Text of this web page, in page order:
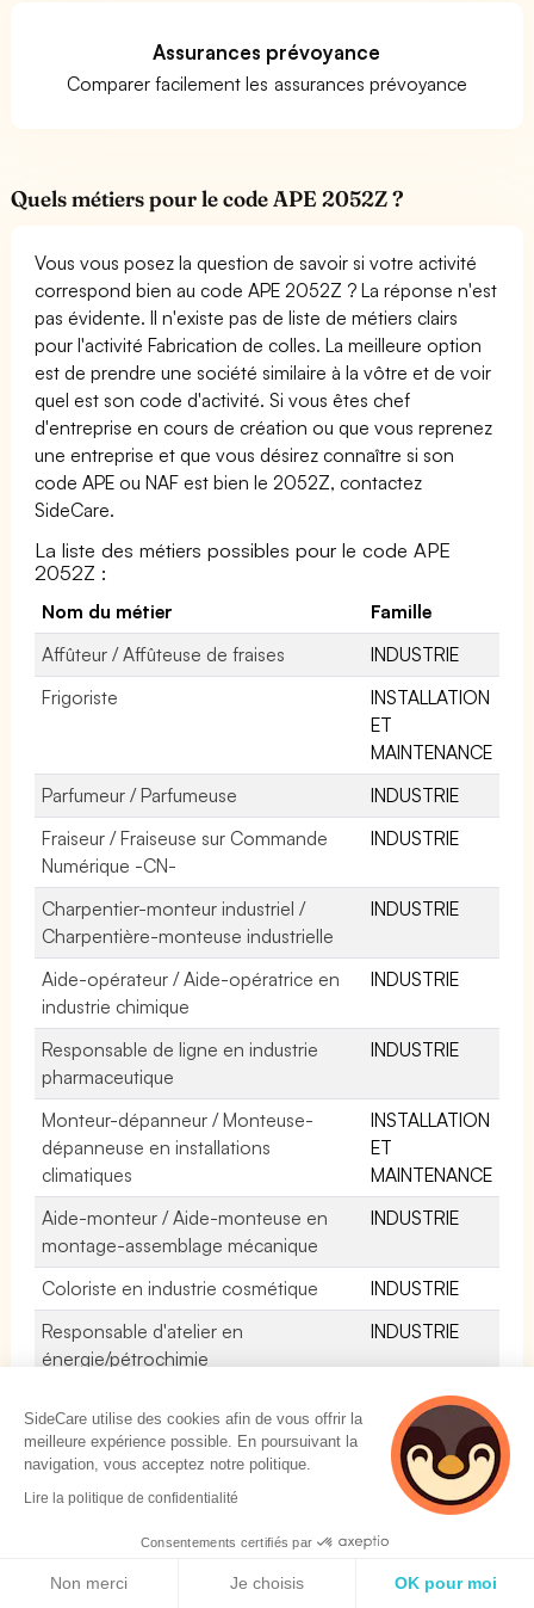
Assurances prévoyance
Comparer facilement les assurances prévoyance
Quels métiers pour le code APE 2052Z ?
Vous vous posez la question de savoir si votre activité
correspond bien au code APE 2052Z ? La réponse n'est
pas évidente. Il n'existe pas de liste de métiers clairs
pour l'activité Fabrication de colles. La meilleure option
est de prendre une société similaire à la vôtre et de voir
quel est son code d'activité. Si vous êtes chef
d'entreprise en cours de création ou que vous reprenez
une entreprise et que vous désirez connaître si son
code APE ou NAF est bien le 2052Z, contactez
SideCare.
La liste des métiers possibles pour le code APE
2052Z :
Nom du métier
Famille
Affûteur / Affûteuse de fraises
INDUSTRIE
Frigoriste
INSTALLATION
ET
MAINTENANCE
Parfumeur / Parfumeuse
INDUSTRIE
Fraiseur / Fraiseuse sur Commande
Numérique -CN-
INDUSTRIE
Charpentier-monteur industriel /
Charpentière-monteuse industrielle
INDUSTRIE
Aide-opérateur / Aide-opératrice en
industrie chimique
INDUSTRIE
Responsable de ligne en industrie
pharmaceutique
INDUSTRIE
Monteur-dépanneur / Monteuse-
dépanneuse en installations
climatiques
INSTALLATION
ET
MAINTENANCE
Aide-monteur / Aide-monteuse en
montage-assemblage mécanique
INDUSTRIE
Coloriste en industrie cosmétique
INDUSTRIE
Responsable d'atelier en
énergie/pétrochimie
INDUSTRIE
INSTALLATION
MAINTENANCE
Composeur / Composeuse verre
INDUSTRIE
Pilote de soutireuse
INDUSTRIE
Coloriste en finissage
INDUSTRIE
SideCare utilise des cookies afin de vous offrir la
meilleure expérience possible. En poursuivant la
navigation, vous acceptez notre politique.
Lire la politique de confidentialité
Consentements certifiés par
Non merci Je choisis OK pour moi